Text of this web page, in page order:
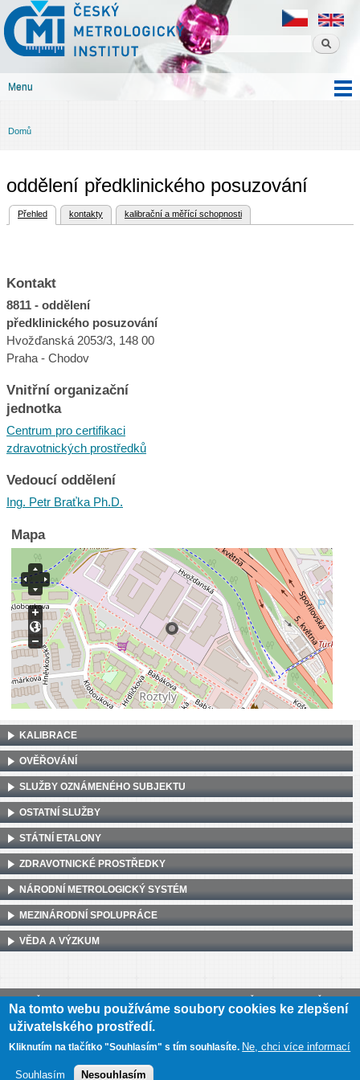
obsahu
Český
metrologický
institut
Menu
Jste zde
Domů
oddělení předklinického posuzování
Hlavní záložky
Přehled
(aktivní záložka) kontakty kalibrační a měřící schopnosti
Kontakt
8811 - oddělení
předklinického posuzování
Hvožďanská 2053/3, 148 00
Praha - Chodov
Vnitřní organizační
jednotka
Centrum pro certifikaci
zdravotnických prostředků
Vedoucí oddělení
Ing. Petr Braťka Ph.D.
Mapa
KALIBRACE
OVĚŘOVÁNÍ
SLUŽBY OZNÁMENÉHO SUBJEKTU
OSTATNÍ SLUŽBY
STÁTNÍ ETALONY
ZDRAVOTNICKÉ PROSTŘEDKY
NÁRODNÍ METROLOGICKÝ SYSTÉM
MEZINÁRODNÍ SPOLUPRÁCE
VĚDA A VÝZKUM
CZ00177016
Mapa webu Prohlášení o přístupnosti
Na tomto webu používáme soubory cookies ke zlepšení
uživatelského prostředí.
Kliknutím na tlačítko "Souhlasím" s tím souhlasíte. Ne, chci více informací
Souhlasím Nesouhlasím